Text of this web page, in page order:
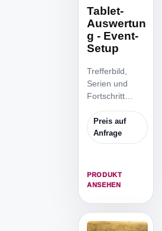
Tablet-
Auswertun
g - Event-
Setup
Trefferbild,
Serien und
Fortschritt
für
Schützinnen,
Trainer und
Preis auf
Anfrage
PRODUKT
ANSEHEN